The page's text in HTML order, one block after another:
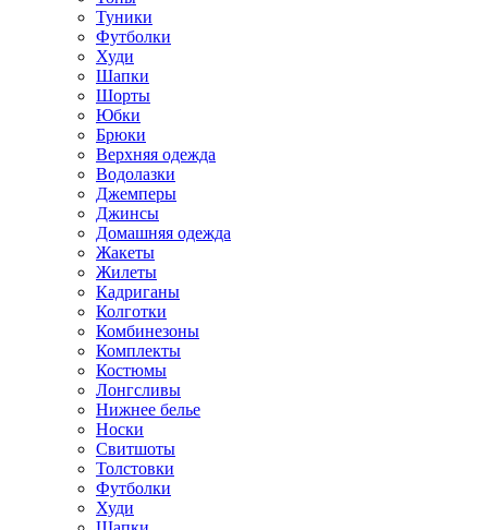
Туники
Футболки
Худи
Шапки
Шорты
Юбки
Брюки
Верхняя одежда
Водолазки
Джемперы
Джинсы
Домашняя одежда
Жакеты
Жилеты
Кадриганы
Колготки
Комбинезоны
Комплекты
Костюмы
Лонгсливы
Нижнее белье
Носки
Свитшоты
Толстовки
Футболки
Худи